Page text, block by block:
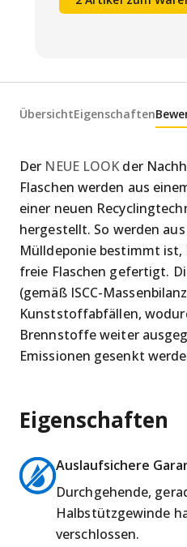
ÜbersichtEigenschaften
Der NEUE LOOKder
Flaschen werden aus
einer neuen
hergestellt. So werden
Mülldeponie bestimmt ist,
freie Flaschen gefertigt.
(gemäß ISCC-
Kunststoffabfällen,
Brennstoffe weiter
Emissionen gesenkt
Eigenschaften
Auslaufsichere
Durchgehende,
Halbstützgewinde
verschlossen.